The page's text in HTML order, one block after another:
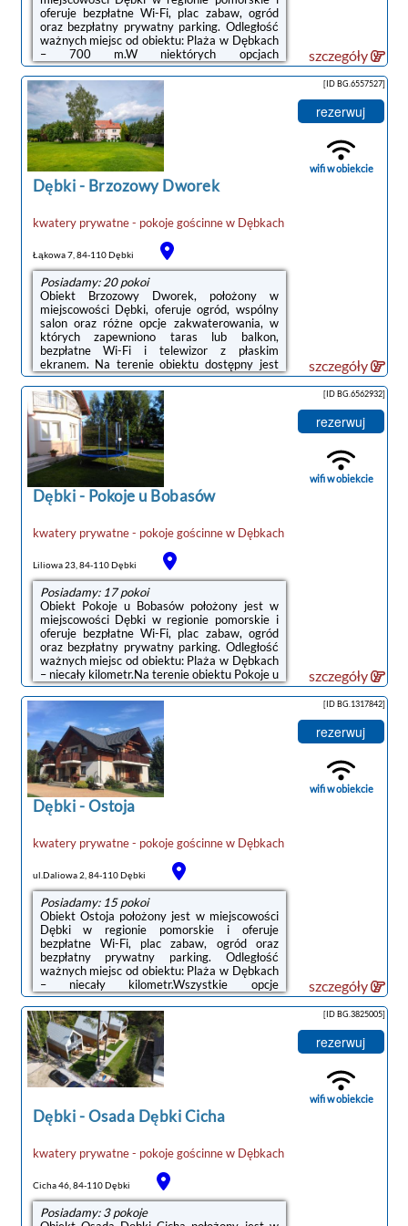
oferuje bezpłatne Wi-Fi, plac zabaw, ogród
oraz bezpłatny prywatny parking. Odległość
ważnych miejsc od obiektu: Plaża w Dębkach
– 700 m.W niektórych opcjach
zakwaterowania zapewniono aneks kuchenny
z pełnym wyposażeniem, prywatną łazienkę z
prysznicem oraz balkon z widokiem na
ogród.Na terenie obiektu Kwatery Dominik
dostępny jest taras i sprzęt do
grillowania.Odległość ważnych miejsc od
obiektu: Dworzec kolejowy – 50 km. Lotnisko
Lotnisko Gdańsk-Rębiechowo znajduje się 67
km od obiektu.Doba ...
szczegóły
Dębki- Brzozowy Dworek
kwatery prywatne - pokoje gościnnew Dębkach
Łąkowa 7, 84-110 Dębki
Posiadamy: 20 pokoi
Obiekt Brzozowy Dworek, położony w
miejscowości Dębki, oferuje ogród, wspólny
salon oraz różne opcje zakwaterowania, w
których zapewniono taras lub balkon,
bezpłatne Wi-Fi i telewizor z płaskim
ekranem. Na terenie obiektu dostępny jest
prywatny parking.W niektórych opcjach
zakwaterowania znajduje się także aneks
kuchenny z zmywarką i płytą
kuchenną.Obiekt dysponuje placem zabaw.Na
miejscu Goście mogą grać w bilard. Okolica
cieszy się popularnością wśród miłośników
kajakarstwa.Odległość ważnych miejsc od
obiektu: Plaża w Dębkach – 700 m. Lotnisko
Lotnisko Gdańsk-Rębiechowo ...
[ID BG.6557527]
rezerwuj
wifi w obiekcie
szczegóły
Dębki- Pokoje u Bobasów
kwatery prywatne - pokoje gościnnew Dębkach
Liliowa 23, 84-110 Dębki
Posiadamy: 17 pokoi
Obiekt Pokoje u Bobasów położony jest w
miejscowości Dębki w regionie pomorskie i
oferuje bezpłatne Wi-Fi, plac zabaw, ogród
oraz bezpłatny prywatny parking. Odległość
ważnych miejsc od obiektu: Plaża w Dębkach
– niecały kilometr.Na terenie obiektu Pokoje u
Bobasów znajduje się taras i sprzęt do
grillowania.Odległość ważnych miejsc od
obiektu: Dworzec kolejowy – 50 km. Lotnisko
Lotnisko Gdańsk-Rębiechowo znajduje się 67
km od obiektu.Doba hotelowa od godziny
15:00 do 10:00.W przypadku pobytu w
obiekcie z dziećmi należy pamiętać, że obiekt
jest prawnie zobowiązany ...
[ID BG.6562932]
rezerwuj
wifi w obiekcie
szczegóły
Dębki-Ostoja
kwatery prywatne - pokoje gościnnew Dębkach
ul.Daliowa 2, 84-110 Dębki
Posiadamy: 15 pokoi
Obiekt Ostoja położony jest w miejscowości
Dębki w regionie pomorskie i oferuje
bezpłatne Wi-Fi, plac zabaw, ogród oraz
bezpłatny prywatny parking. Odległość
ważnych miejsc od obiektu: Plaża w Dębkach
– niecały kilometr.Wszystkie opcje
zakwaterowania wyposażone są w telewizor
z płaskim ekranem i mają taras, a także
prywatną łazienkę z prysznicem oraz
suszarką do włosów. W niektórych opcjach
zakwaterowania znajduje się także aneks
kuchenny z zmywarką, mikrofalówką i płytą
kuchenną.W obiekcie znajduje się sprzęt do
[ID BG.1317842]
rezerwuj
wifi w obiekcie
szczegóły
Dębki-Osada Dębki Cicha
kwatery prywatne - pokoje gościnnew Dębkach
Cicha 46, 84-110 Dębki
Posiadamy: 3 pokoje
[ID BG.3825005]
rezerwuj
wifi w obiekcie